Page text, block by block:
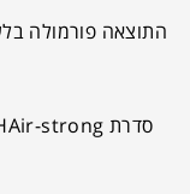
התוצאה פורמולה